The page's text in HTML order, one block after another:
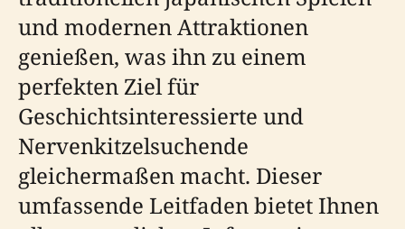
und modernen Attraktionen
genießen, was ihn zu einem
perfekten Ziel für
Geschichtsinteressierte und
Nervenkitzelsuchende
gleichermaßen macht. Dieser
umfassende Leitfaden bietet Ihnen